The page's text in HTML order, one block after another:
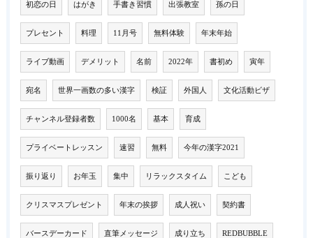
初恋の日 はがき 手書き習慣 出張教室 孫の日
プレセント 料理 11月号 無料体験 年末年始
ライブ動画 デメリット 名前 2022年 書初め 寅年
宛名 世界一画数の多い漢字 検証 外国人 文化活動ビザ
チャンネル登録者数 1000名 基本 育成
プライベートレッスン 速習 無料 今年の漢字2021
振り返り お年玉 集中 リラックスタイム こども
クリスマスプレゼント 年末の挨拶 成人祝い 契約書
バースデーカード 直筆メッセージ 成り立ち REDBUBBLE